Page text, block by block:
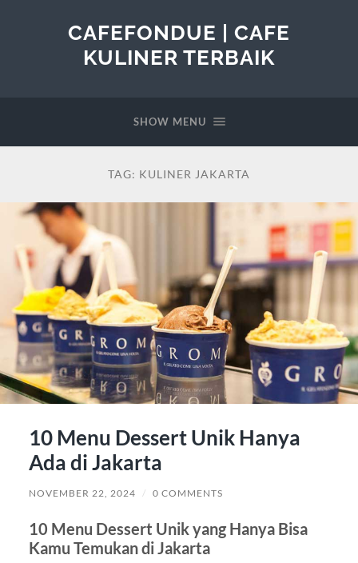
CAFEFONDUE | CAFE
KULINER TERBAIK
SHOW MENU
TAG: KULINER JAKARTA
10 Menu Dessert Unik Hanya
Ada di Jakarta
NOVEMBER 22, 2024 / 0 COMMENTS
10 Menu Dessert Unik yang Hanya Bisa
Kamu Temukan di Jakarta